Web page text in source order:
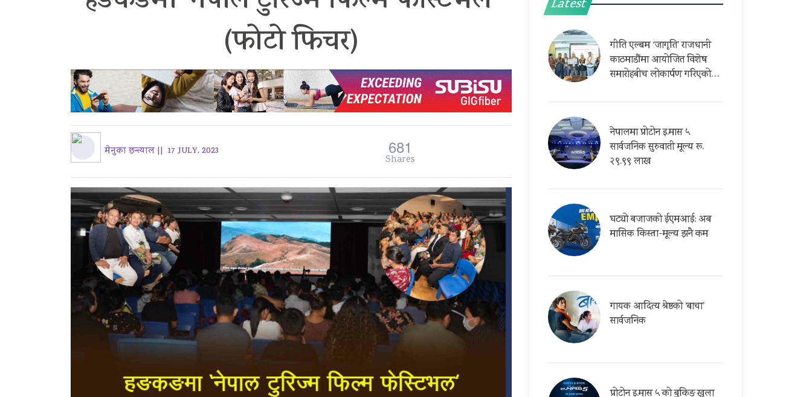
(फोटो फिचर)
मेनुका छन्त्याल || 17 JULY, 2023 681
Shares
Latest
गीति एल्बम ‘जागृति’ राजधानी
काठमाडौंमा आयोजित विशेष
समारोहबीच लोकार्पण गरिएको…
नेपालमा प्रोटोन इ.मास ५
सार्वजनिक सुरुवाती मूल्य रू.
२९.९९ लाख
घट्यो बजाजको ईएमआई: अब
मासिक किस्ता-मूल्य झनै कम
गायक आदित्य श्रेष्ठको ‘बाचा’
सार्वजनिक